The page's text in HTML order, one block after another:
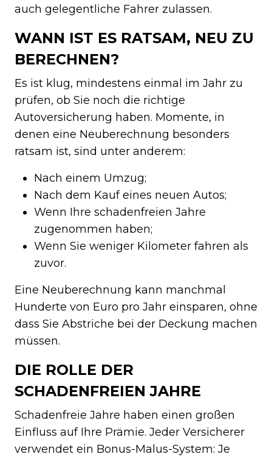
auch gelegentliche Fahrer zulassen.
WANN IST ES RATSAM, NEU ZU
BERECHNEN?
Es ist klug, mindestens einmal im Jahr zu
prüfen, ob Sie noch die richtige
Autoversicherung haben. Momente, in
denen eine Neuberechnung besonders
ratsam ist, sind unter anderem:
Nach einem Umzug;
Nach dem Kauf eines neuen Autos;
Wenn Ihre schadenfreien Jahre
zugenommen haben;
Wenn Sie weniger Kilometer fahren als
zuvor.
Eine Neuberechnung kann manchmal
Hunderte von Euro pro Jahr einsparen, ohne
dass Sie Abstriche bei der Deckung machen
müssen.
DIE ROLLE DER
SCHADENFREIEN JAHRE
Schadenfreie Jahre haben einen großen
Einfluss auf Ihre Prämie. Jeder Versicherer
verwendet ein Bonus-Malus-System: Je